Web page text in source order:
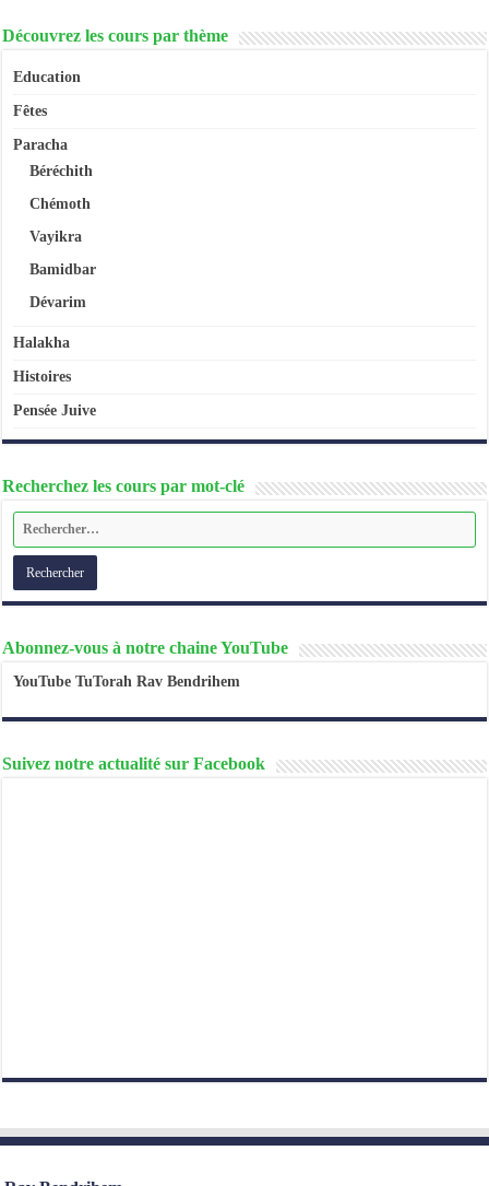
Découvrez les cours par thème
Education
Fêtes
Paracha
Béréchith
Chémoth
Vayikra
Bamidbar
Dévarim
Halakha
Histoires
Pensée Juive
Recherchez les cours par mot-clé
Abonnez-vous à notre chaine YouTube
YouTube TuTorah Rav Bendrihem
Suivez notre actualité sur Facebook